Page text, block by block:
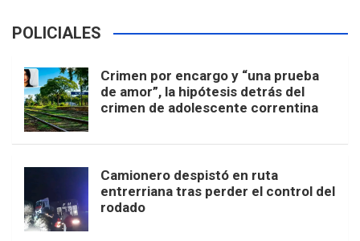
POLICIALES
Crimen por encargo y “una prueba
de amor”, la hipótesis detrás del
crimen de adolescente correntina
Camionero despistó en ruta
entrerriana tras perder el control del
rodado